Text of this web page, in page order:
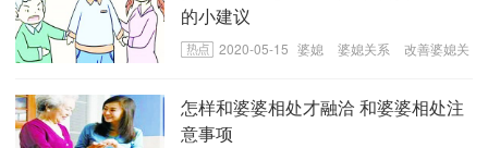
的小建议
2020-05-15 婆媳 婆媳关系
改善婆媳关
怎样和婆婆相处才融洽 和婆婆相处注
意事项